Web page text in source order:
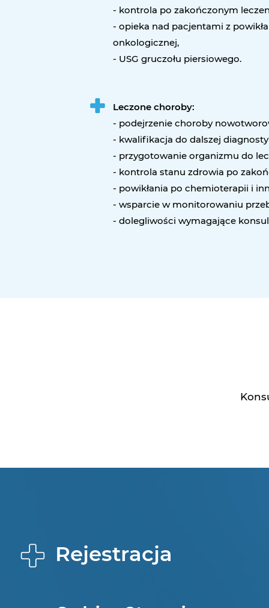
- kontrola po zakończonym
- opieka nad pacjentami z
onkologicznej,
- USG gruczołu piersiowego.
Leczone choroby:
- podejrzenie choroby
- kwalifikacja do dalszej
- przygotowanie organizmu do
- kontrola stanu zdrowia po
- powikłania po chemioterapii i
- wsparcie w monitorowaniu
- dolegliwości wymagające
Rejestracja